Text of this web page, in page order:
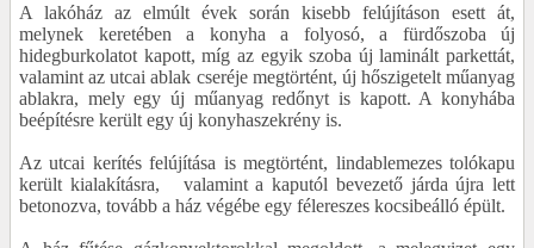
A lakóház az elmúlt évek során kisebb felújításon esett át,
melynek keretében a konyha a folyosó, a fürdőszoba új
hidegburkolatot kapott, míg az egyik szoba új laminált parkettát,
valamint az utcai ablak cseréje megtörtént, új hőszigetelt műanyag
ablakra, mely egy új műanyag redőnyt is kapott. A konyhába
beépítésre került egy új konyhaszekrény is.
Az utcai kerítés felújítása is megtörtént, lindablemezes tolókapu
került kialakításra, valamint a kaputól bevezető járda újra lett
betonozva, tovább a ház végébe egy félereszes kocsibeálló épült.